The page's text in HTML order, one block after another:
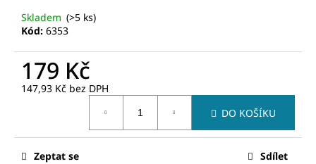
Skladem (>5 ks)
Kód: 6353
179 Kč
147,93 Kč bez DPH
DO KOŠÍKU
Zeptat se Sdílet
o
u
e